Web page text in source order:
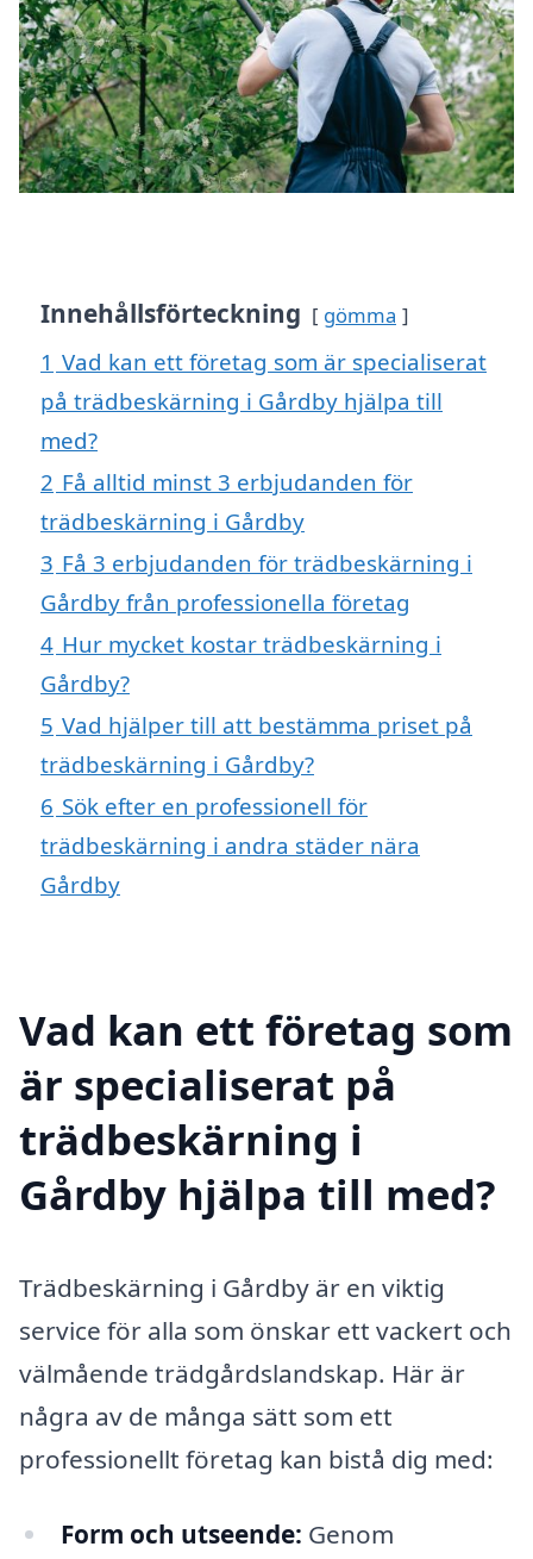
Innehållsförteckning gömma
1 Vad kan ett företag som är specialiserat
på trädbeskärning i Gårdby hjälpa till
med?
2 Få alltid minst 3 erbjudanden för
trädbeskärning i Gårdby
3 Få 3 erbjudanden för trädbeskärning i
Gårdby från professionella företag
4 Hur mycket kostar trädbeskärning i
Gårdby?
5 Vad hjälper till att bestämma priset på
trädbeskärning i Gårdby?
6 Sök efter en professionell för
trädbeskärning i andra städer nära
Gårdby
Vad kan ett företag som
är specialiserat på
trädbeskärning i
Gårdby hjälpa till med?
Trädbeskärning i Gårdby är en viktig
service för alla som önskar ett vackert och
välmående trädgårdslandskap. Här är
några av de många sätt som ett
professionellt företag kan bistå dig med:
Form och utseende: Genom